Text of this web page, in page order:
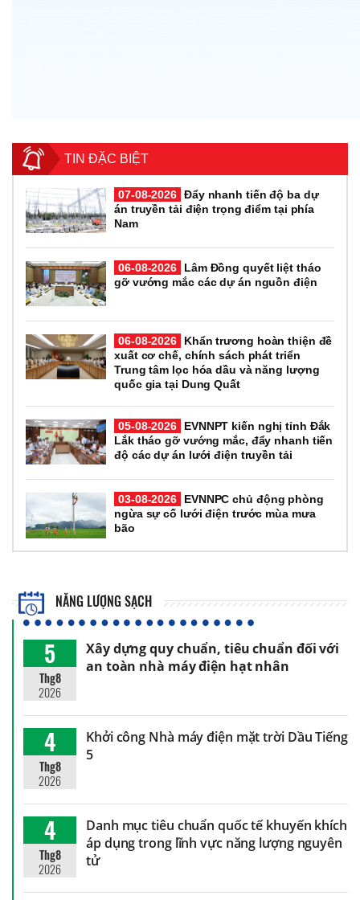
TIN ĐẶC BIỆT
07-08-2026 Đẩy nhanh tiến độ ba dự
án truyền tải điện trọng điểm tại phía
Nam
06-08-2026
Lâm Đồng quyết liệt tháo
gỡ vướng mắc các dự án nguồn điện
06-08-2026
Khẩn trương hoàn thiện đề
xuất cơ chế, chính sách phát triển
Trung tâm lọc hóa dầu và năng lượng
quốc gia tại Dung Quất
05-08-2026
EVNNPT kiến nghị tỉnh Đắk
Lắk tháo gỡ vướng mắc, đẩy nhanh tiến
độ các dự án lưới điện truyền tải
03-08-2026
EVNNPC chủ động phòng
ngừa sự cố lưới điện trước mùa mưa
bão
NĂNG LƯỢNG SẠCH
5
Thg8
2026
Xây dựng quy chuẩn, tiêu chuẩn đối với
an toàn nhà máy điện hạt nhân
4
Thg8
2026
Khởi công Nhà máy điện mặt trời Dầu Tiếng
5
4
Thg8
2026
Danh mục tiêu chuẩn quốc tế khuyến khích
áp dụng trong lĩnh vực năng lượng nguyên
tử